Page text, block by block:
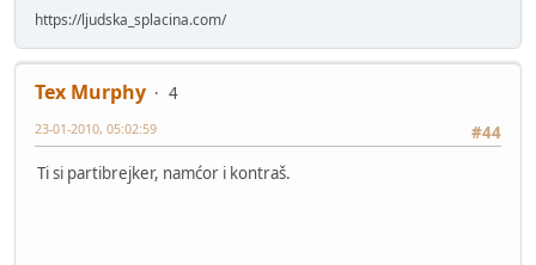
https://ljudska_splacina.com/
Tex Murphy
4
#44
23-01-2010, 05:02:59
Ti si partibrejker, namćor i kontraš.